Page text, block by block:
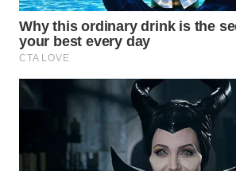
WN
TANGERANG
CIREBON